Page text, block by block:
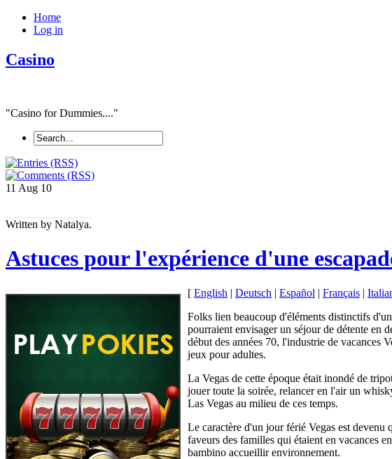
Home
Log in
Casino
"Casino for Dummies...."
11 Aug 10
Written by Natalya.
Astuces pour l'expérience d'une
[ English | Deutsch | Español | Français |
Folks lien beaucoup d'éléments distinctifs
pourraient envisager un séjour de détente en
début des années 70, l'industrie de vacances
jeux pour adultes.
La Vegas de cette époque était inondé de
jouer toute la soirée, relancer en l'air un
Las Vegas au milieu de ces temps.
Le caractère d'un jour férié Vegas est devenu
faveurs des familles qui étaient en vacances
bambino accueillir environnement.